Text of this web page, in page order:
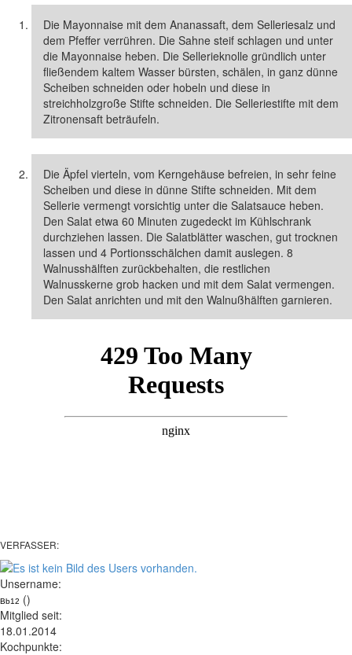
Die Mayonnaise mit dem Ananassaft, dem Selleriesalz und
dem Pfeffer verrühren. Die Sahne steif schlagen und unter
die Mayonnaise heben. Die Sellerieknolle gründlich unter
fließendem kaltem Wasser bürsten, schälen, in ganz dünne
Scheiben schneiden oder hobeln und diese in
streichholzgroße Stifte schneiden. Die Selleriestifte mit dem
Zitronensaft beträufeln.
Die Äpfel vierteln, vom Kerngehäuse befreien, in sehr feine
Scheiben und diese in dünne Stifte schneiden. Mit dem
Sellerie vermengt vorsichtig unter die Salatsauce heben.
Den Salat etwa 60 Minuten zugedeckt im Kühlschrank
durchziehen lassen. Die Salatblätter waschen, gut trocknen
lassen und 4 Portionsschälchen damit auslegen. 8
Walnusshälften zurückbehalten, die restlichen
Walnusskerne grob hacken und mit dem Salat vermengen.
Den Salat anrichten und mit den Walnußhälften garnieren.
VERFASSER:
Unsername:
Bb12 ()
Mitglied seit:
18.01.2014
Kochpunkte: